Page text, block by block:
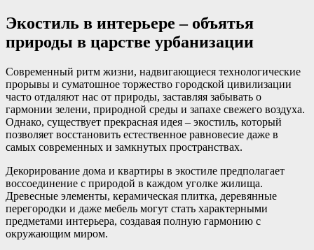
Экостиль в интерьере – объятья
природы в царстве урбанизации
Современный ритм жизни, надвигающиеся технологические
прорывы и суматошное торжество городской цивилизации
часто отдаляют нас от природы, заставляя забывать о
гармонии зелени, природной среды и запахе свежего воздуха.
Однако, существует прекрасная идея – экостиль, который
позволяет восстановить естественное равновесие даже в
самых современных и замкнутых пространствах.
Декорирование дома и квартиры в экостиле предполагает
воссоединение с природой в каждом уголке жилища.
Древесные элементы, керамическая плитка, деревянные
перегородки и даже мебель могут стать характерными
предметами интерьера, создавая полную гармонию с
окружающим миром.